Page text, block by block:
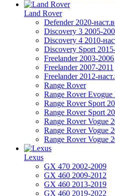
Land Rover
Defender 2020-
Discovery 3 2005-
Discovery 4 2010-
Discovery Sport
Freelander 2003-2006
Freelander 2007-2011
Freelander 2012-
Range Rover
Range Rover Evogue
Range Rover Sport
Range Rover Sport
Range Rover Vogue
Range Rover Vogue
Range Rover Vogue
Lexus
GX 470 2002-2009
GX 460 2009-2012
GX 460 2013-2019
GX 460 2019-2022